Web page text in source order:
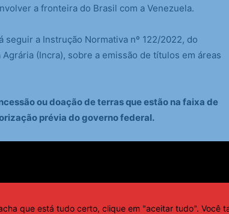
a fronteira do Brasil com a Venezuela.
a Instrução Normativa nº 122/2022, do
(Incra), sobre a emissão de títulos em áreas
ou doação de terras que estão na faixa de
prévia do governo federal.
e aguarda retorno. O espaço está aberto para
que está tudo certo, clique em "aceitar tudo". Você